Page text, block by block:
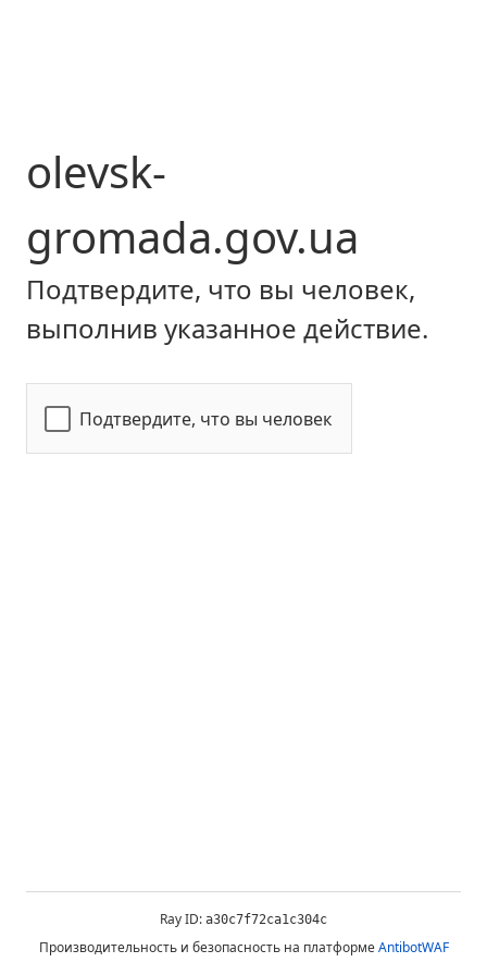
olevsk-
gromada.gov.ua
Подтвердите, что вы человек,
выполнив указанное действие.
Подтвердите, что вы человек
Ray ID: a30c7f72ca1c304c
Производительность и безопасность на платформеAntibotWAF